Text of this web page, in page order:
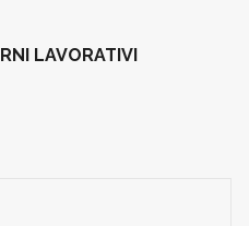
LAVORATIVI